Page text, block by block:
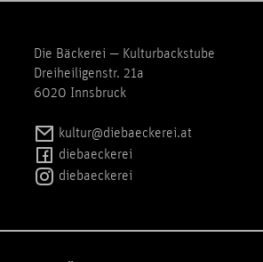
Die Bäckerei — Kulturbackstube
Dreiheiligenstr. 21a
6020 Innsbruck
kultur@diebaeckerei.at
diebaeckerei
diebaeckerei